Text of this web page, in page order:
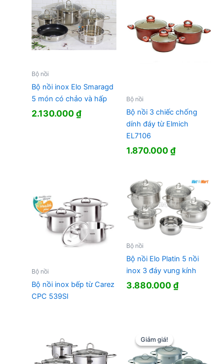
Bộ nồi
Bộ nồi inox Elo Smaragd
5 món có chảo và hấp
2.130.000₫
Bộ nồi
Bộ nồi 3 chiếc chống
dính đáy từ Elmich
EL7106
1.870.000₫
Bộ nồi
Bộ nồi inox bếp từ Carez
CPC 539SI
Bộ nồi
Bộ nồi Elo Platin 5 nồi
inox 3 đáy vung kính
3.880.000₫
Giảm giá!
Giảm giá!